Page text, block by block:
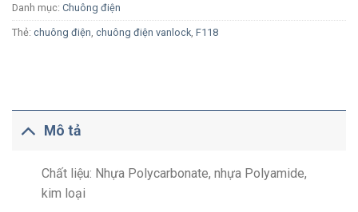
Danh mục: Chuông điện
Thẻ: chuông điện chuông điện vanlock F118
Mô tả
Chất liệu: Nhựa Polycarbonate, nhựa Polyamide,
kim loại